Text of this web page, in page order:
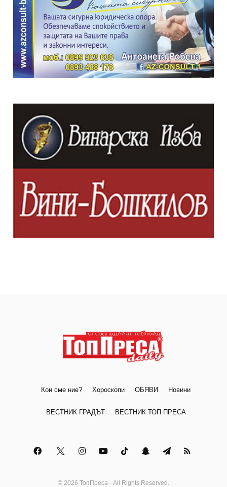
Кои сме ние? Хороскопи ОБЯВИ Новини
ВЕСТНИК ГРАДЪТ ВЕСТНИК ТОП ПРЕСА
© 2026 ТопПреса - All Rights Reserved.